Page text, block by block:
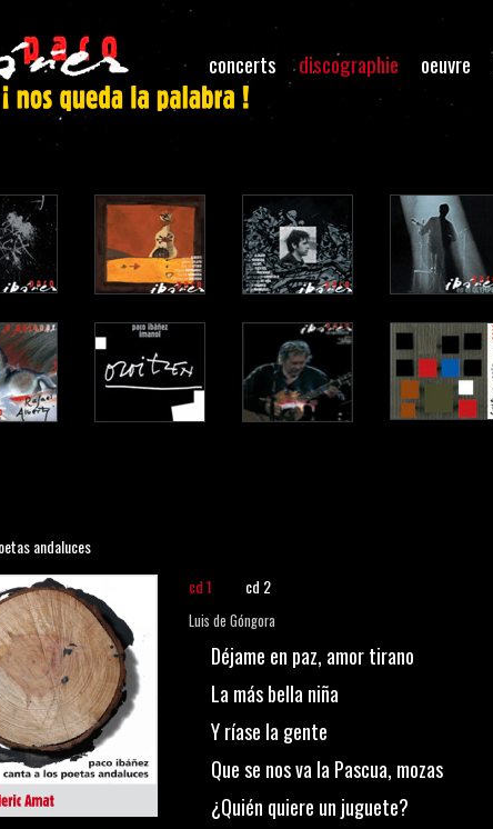
concerts discographie oeuvre
andaluces
cd 1 cd 2
Luis de Góngora
Déjame en paz, amor tirano
La más bella niña
Y ríase la gente
Que se nos va la Pascua, mozas
¿Quién quiere un juguete?